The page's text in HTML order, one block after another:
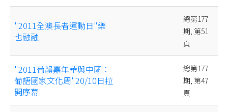
"2011全澳長者運動日"樂
也融融
總第177
期, 第51
頁
"2011葡韻嘉年華與中國：
葡語國家文化周"20/10日拉
開序幕
總第177
期, 第47
頁